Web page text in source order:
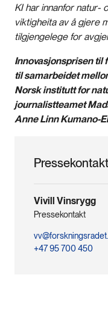
KI har innanfor natur-
viktigheita av å gjere
tilgjengelege for
Innovasjonsprisen til
til samarbeidet
Norsk institutt for
journalistteamet
Anne Linn Kumano-
Pressekontakt
Vivill Vinsrygg
Pressekontakt
+47 95 700 450